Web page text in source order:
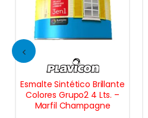
Esmalte Sintético Brillante
Colores Grupo2 4 Lts. –
Marfil Champagne